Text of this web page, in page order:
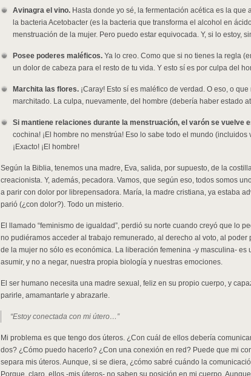
Avinagra el vino. Hasta donde yo sé, la fermentación acética es la que
la bacteria Acetobacter (es la bacteria que transforma el alcohol en
menstruación de la mujer. Pero puedo estar equivocada. Y, si lo estoy,
Posee poderes maléficos. Ya lo creo. Como que si no tienes la regla
un dolor de cabeza para el resto de tu vida. Y esto sí es por culpa del
Marchita las flores. ¡Caray! Esto sí es maléfico de verdad. O eso, o
marchitado. La culpa, nuevamente, del hombre (debería haber estado
Si mantiene relaciones durante la menstruación, el varón se vuelve
cochina! ¡El hombre no menstrúa! Eso lo sabe todo el mundo
¡Exacto! ¡El hombre!
Según la Biblia, tenemos una madre, Eva, salida, por supuesto, de la
creacionista. Y, además, pecadora. Vamos, que según eso, todos somos
a parir con dolor por librepensadora. María, la madre cristiana, ya estaba
parió (¿con dolor?). Todo un misterio.
El llamado “feminismo de igualdad”, perdió su norte cuando creyó que lo
no pudiéramos acceder al trabajo remunerado, al derecho al voto, al
de la mujer no sólo es económica. La liberación femenina -y masculina- es
asumir, y no a negar, nuestra propia biología y nuestras emociones.
El ser humano necesita una madre sexual, feliz en su propio cuerpo, y
parirle, amamantarle y abrazarle.
“Estoy conectada con mi útero…”
Mi problema es que tengo dos úteros. ¿Con cuál de ellos debería
dos? ¿Cómo puedo hacerlo? ¿Con una conexión en red? Puede que mi
separa mis úteros. Aunque, si se diera, ¿cómo sabré cuándo la
Porque, claro, ellos -mis úteros- no saben su posición en mi cuerpo.